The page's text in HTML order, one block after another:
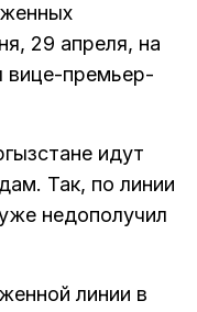
29 апреля, на
вице-премьер-
идут
Так, по линии
недополучил
линии в